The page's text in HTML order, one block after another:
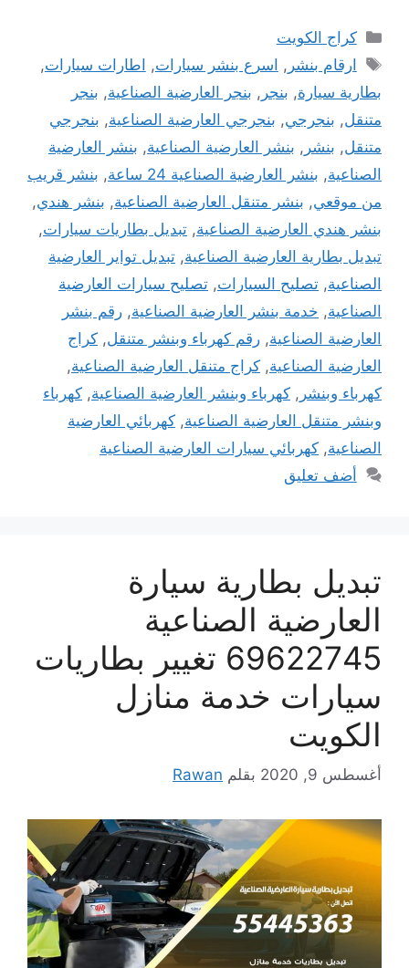
التصنيفات
كراج الكويت
الوسوم
ارقام بنشر , اسرع بنشر سيارات, اطارات سيارات,
بطارية سيارة, بنجر , بنجر العارضية الصناعية, بنجر
متنقل, بنجرجي, بنجرجي العارضية الصناعية, بنجرجي
متنقل, بنشر , بنشر العارضية الصناعية, بنشر العارضية
الصناعية, بنشر العارضية الصناعية 24 ساعة , بنشر قريب
من موقعي, بنشر متنقل العارضية الصناعية, بنشر هندي,
بنشر هندي العارضية الصناعية, تبديل بطاريات سيارات,
تبديل بطارية العارضية الصناعية, تبديل تواير العارضية
الصناعية, تصليح السيارات, تصليح سيارات العارضية
الصناعية, خدمة بنشر العارضية الصناعية, رقم بنشر
العارضية الصناعية, رقم كهرباء وبنشر متنقل, كراج
العارضية الصناعية, كراج متنقل العارضية الصناعية,
كهرباء وبنشر , كهرباء وبنشر العارضية الصناعية, كهرباء
وبنشر متنقل العارضية الصناعية, كهربائي العارضية
الصناعية, كهربائي سيارات العارضية الصناعية
أضف تعليق
تبديل بطارية سيارة
العارضية الصناعية
69622745 تغيير بطاريات
سيارات خدمة منازل
الكويت
أغسطس 9, 2020 بقلم Rawan